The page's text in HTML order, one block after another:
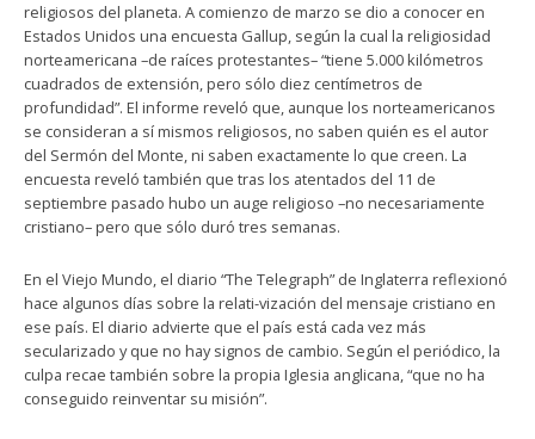
religiosos del planeta. A comienzo de marzo se dio a conocer en
Estados Unidos una encuesta Gallup, según la cual la religiosidad
norteamericana –de raíces protestantes– “tiene 5.000 kilómetros
cuadrados de extensión, pero sólo diez centímetros de
profundidad”. El informe reveló que, aunque los norteamericanos
se consideran a sí mismos religiosos, no saben quién es el autor
del Sermón del Monte, ni saben exactamente lo que creen. La
encuesta reveló también que tras los atentados del 11 de
septiembre pasado hubo un auge religioso –no necesariamente
cristiano– pero que sólo duró tres semanas.
En el Viejo Mundo, el diario “The Telegraph” de Inglaterra reflexionó
hace algunos días sobre la relati-vización del mensaje cristiano en
ese país. El diario advierte que el país está cada vez más
secularizado y que no hay signos de cambio. Según el periódico, la
culpa recae también sobre la propia Iglesia anglicana, “que no ha
conseguido reinventar su misión”.